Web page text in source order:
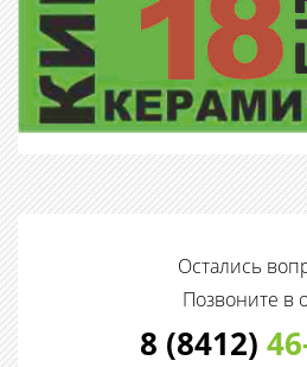
Остались
Позвоните в
8 (8412)